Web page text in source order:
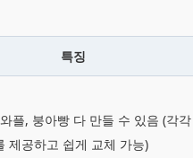
특징
플, 붕아빵 다 만들 수 있음 (각각
제공하고 쉽게 교체 가능)